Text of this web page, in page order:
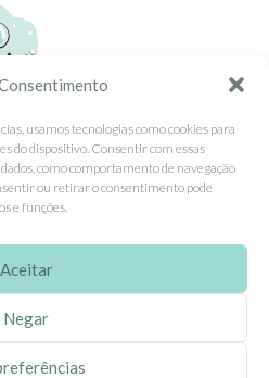
usamos tecnologias como cookies para
do dispositivo. Consentir com essas
como comportamento de navegação
ou retirar o consentimento pode
e funções.
Aceitar
Negar
para Rede Fixa Nacional
Aveiro, Portugal